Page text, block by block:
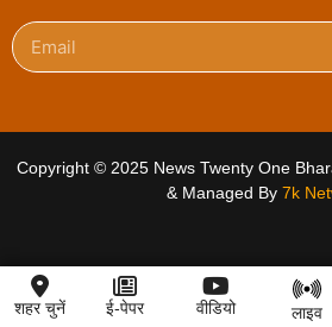
Copyright © 2025 News Twenty One
& Managed By 7k
शहर चुनें ई-पेपर वीडियो लाइव